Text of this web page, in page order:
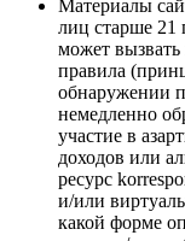
Материалы
лиц старше 21
может
правила
обнаружении
немедленно
участие в
доходов или
ресурс
и/или
какой форме